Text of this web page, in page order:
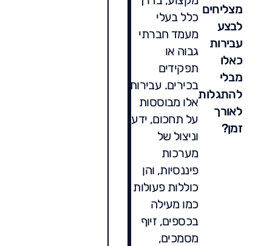
מצליחים
לבצע
עבירות
כאלו
מבלי
להתגלות
לאורך
זמן?
כלל בעלי
מעמד חברתי
גבוה או
תפקידים
בכירים. עבירות
אלו מבוססות
על תחכום, ידע
וניצול של
מערכות
פיננסיות, והן
כוללות פעולות
כמו מעילה
בכספים, זיוף
מסמכים,